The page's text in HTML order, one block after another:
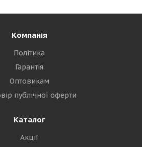
Компанія
Політика
Гарантія
Оптовикам
публічної оферти
Каталог
Акції